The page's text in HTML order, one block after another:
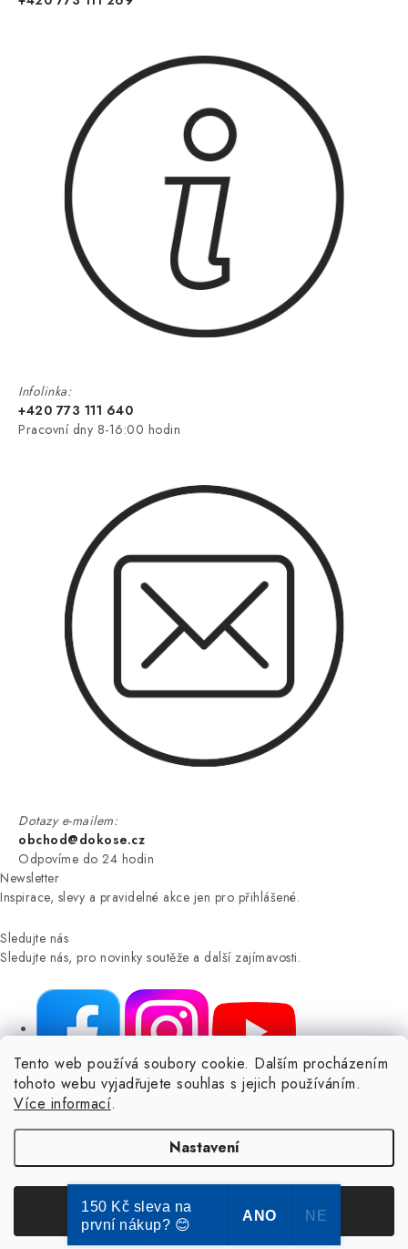
Tento web používá soubory cookie. Dalším procházením
tohoto webu vyjadřujete souhlas s jejich používáním.
Více informací.
Nastavení
Souhlasím
Infolinka:
+420 773 111 640
Pracovní dny 8-16:00 hodin
Dotazy e-mailem:
obchod@dokose.cz
Odpovíme do 24 hodin
Newsletter
Inspirace, slevy a pravidelné akce jen pro přihlášené.
Sledujte nás
Sledujte nás, pro novinky soutěže a další zajímavosti.
NIKARO, s.r.o.- Dokoše.cz, Veselka 48, 259 01 Olbramovice -
Votice, ČESKÁ REPUBLIKA
Podle zákona o evidenci tržeb je prodávající povinen vystavit
Zároveň je povinen zaevidovat přijatou tržbu u správce daně online; v
případě technického výpadku pak nejpozději do 48 hodin.
© Copyright 2004-2024 Dokose.cz | webdesign
150 Kč sleva na
první nákup? 😊
ANO NE